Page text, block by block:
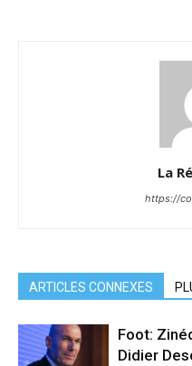
La
https://
ARTICLES CONNEXES
Foot:
Didier